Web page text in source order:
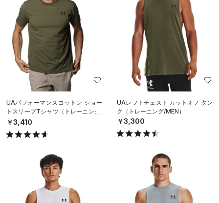
UAパフォーマンスコットン ショー
トスリーブTシャツ（トレーニング/
MEN）
￥3,410
UAレフトチェスト カットオフ タン
ク（トレーニング/MEN）
￥3,300